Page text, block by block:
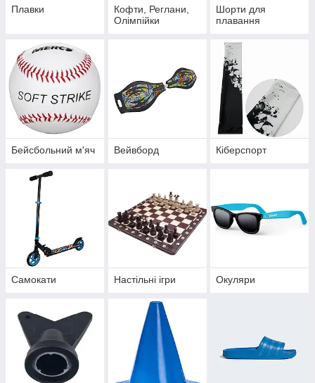
Плавки
Кофти, Реглани,
Олімпійки
Шорти для
плавання
Бейсбольний м'яч Вейвборд Кіберспорт
Самокати Настільні ігри Окуляри